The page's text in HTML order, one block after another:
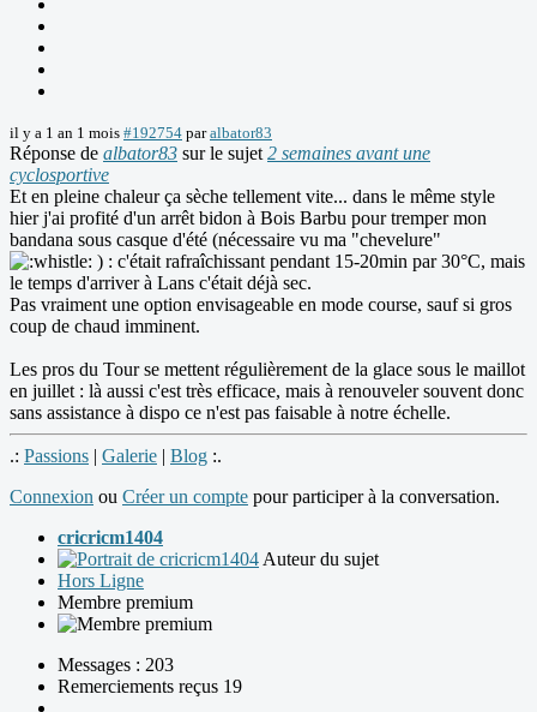
il y a 1 an 1 mois #192754 paralbator83
Réponse de albator83 sur le sujet 2 semaines avant une
cyclosportive
Et en pleine chaleur ça sèche tellement vite... dans le même style
hier j'ai profité d'un arrêt bidon à Bois Barbu pour tremper mon
bandana sous casque d'été (nécessaire vu ma "chevelure"
) : c'était rafraîchissant pendant 15-20min par 30°C, mais
le temps d'arriver à Lans c'était déjà sec.
Pas vraiment une option envisageable en mode course, sauf si gros
coup de chaud imminent.
Les pros du Tour se mettent régulièrement de la glace sous le maillot
en juillet : là aussi c'est très efficace, mais à renouveler souvent donc
sans assistance à dispo ce n'est pas faisable à notre échelle.
.: Passions | Galerie | Blog :.
Connexion ou Créer un compte pour participer à la conversation.
cricricm1404
Auteur du sujet
Hors Ligne
Membre premium
Messages : 203
Remerciements reçus 19